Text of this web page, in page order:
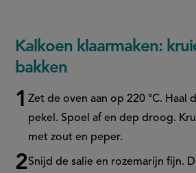
Kalkoen klaarmaken:
bakken
Zet de oven aan op 220 °C. Haal
pekel. Spoel af en dep droog.
met zout en peper.
Snijd de salie en rozemarijn fijn.